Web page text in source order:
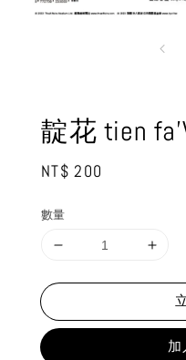
靛花 tien
Regular
NT$ 200
數量
加